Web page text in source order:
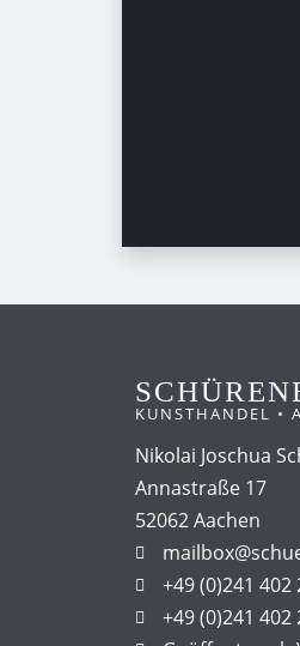
KUNSTHANDEL •
Nikolai Joschua
Annastraße 17
52062 Aachen
+49 (0)241 402
+49 (0)241 402